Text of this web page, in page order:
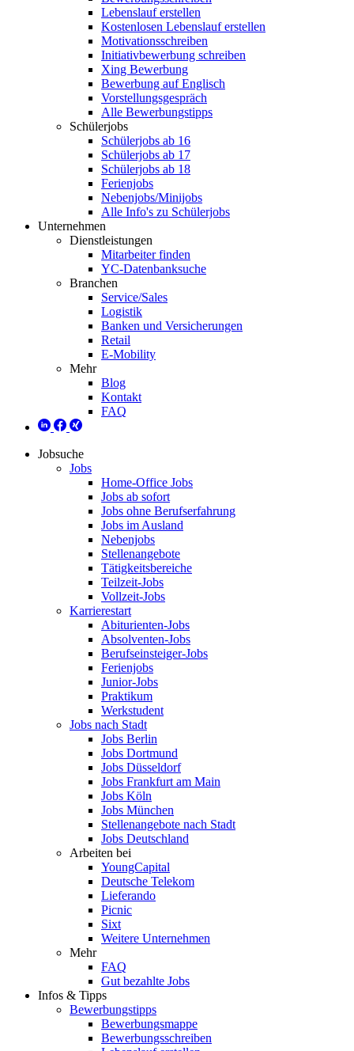
Lebenslauf erstellen
Kostenlosen Lebenslauf erstellen
Motivationsschreiben
Initiativbewerbung schreiben
Xing Bewerbung
Bewerbung auf Englisch
Vorstellungsgespräch
Alle Bewerbungstipps
Schülerjobs
Schülerjobs ab 16
Schülerjobs ab 17
Schülerjobs ab 18
Ferienjobs
Nebenjobs/Minijobs
Alle Info's zu Schülerjobs
Unternehmen
Dienstleistungen
Mitarbeiter finden
YC-Datenbanksuche
Branchen
Service/Sales
Logistik
Banken und Versicherungen
Retail
E-Mobility
Mehr
Blog
Kontakt
FAQ
Jobsuche
Jobs
Home-Office Jobs
Jobs ab sofort
Jobs ohne Berufserfahrung
Jobs im Ausland
Nebenjobs
Stellenangebote
Tätigkeitsbereiche
Teilzeit-Jobs
Vollzeit-Jobs
Karrierestart
Abiturienten-Jobs
Absolventen-Jobs
Berufseinsteiger-Jobs
Ferienjobs
Junior-Jobs
Praktikum
Werkstudent
Jobs nach Stadt
Jobs Berlin
Jobs Dortmund
Jobs Düsseldorf
Jobs Frankfurt am Main
Jobs Köln
Jobs München
Stellenangebote nach Stadt
Jobs Deutschland
Arbeiten bei
YoungCapital
Deutsche Telekom
Lieferando
Picnic
Sixt
Weitere Unternehmen
Mehr
FAQ
Gut bezahlte Jobs
Infos & Tipps
Bewerbungstipps
Bewerbungsmappe
Bewerbungsschreiben